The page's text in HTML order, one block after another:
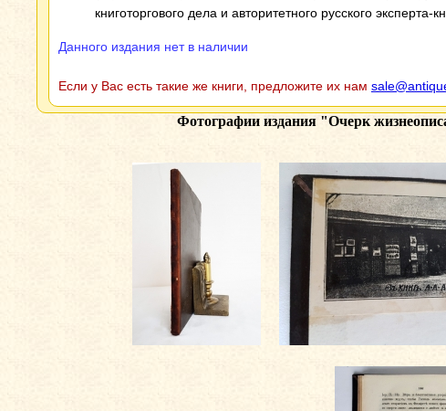
книготоргового дела и авторитетного русского эксперта-
Данного издания нет в наличии
Если у Вас есть такие же книги, предложите их нам
Фотографии издания "Очерк